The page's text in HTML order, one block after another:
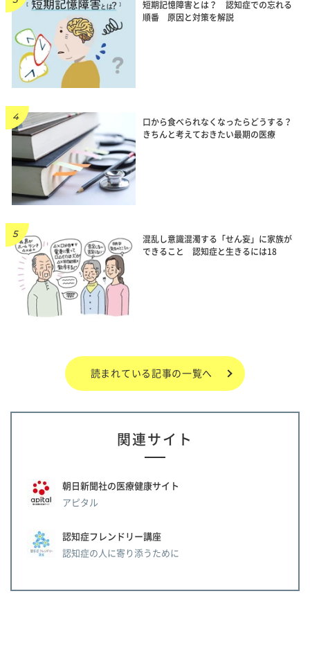
短期記憶障害とは？ 認知症での忘れる
順番 原因と対策を解説
口から食べられなくなったらどうする？
きちんと考えておきたい最期の医療
混乱し意識混濁する「せん妄」に家族が
できること 認知症と生きるには18
読まれている記事の一覧へ
関連サイト
朝日新聞社の医療健康サイト
アピタル
認知症フレンドリー講座
認知症の人に寄り添うために